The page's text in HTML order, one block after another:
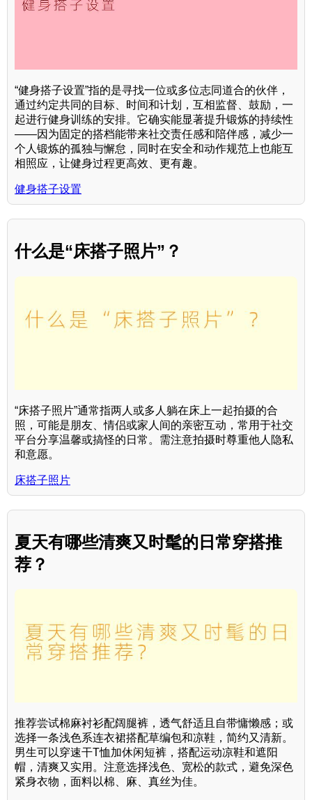
“健身搭子设置”指的是寻找一位或多位志同道合的伙伴，
通过约定共同的目标、时间和计划，互相监督、鼓励，一
起进行健身训练的安排。它确实能显著提升锻炼的持续性
——因为固定的搭档能带来社交责任感和陪伴感，减少一
个人锻炼的孤独与懈怠，同时在安全和动作规范上也能互
相照应，让健身过程更高效、更有趣。
健身搭子设置
什么是“床搭子照片”？
“床搭子照片”通常指两人或多人躺在床上一起拍摄的合
照，可能是朋友、情侣或家人间的亲密互动，常用于社交
平台分享温馨或搞怪的日常。需注意拍摄时尊重他人隐私
和意愿。
床搭子照片
夏天有哪些清爽又时髦的日常穿搭推
荐？
推荐尝试棉麻衬衫配阔腿裤，透气舒适且自带慵懒感；或
选择一条浅色系连衣裙搭配草编包和凉鞋，简约又清新。
男生可以穿速干T恤加休闲短裤，搭配运动凉鞋和遮阳
帽，清爽又实用。注意选择浅色、宽松的款式，避免深色
紧身衣物，面料以棉、麻、真丝为佳。